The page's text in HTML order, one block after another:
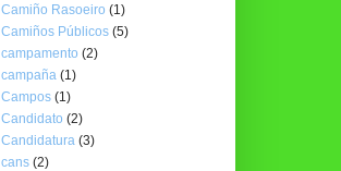
Camiño Rasoeiro (1)
Camiños Públicos (5)
campamento (2)
campaña (1)
Campos (1)
Candidato (2)
Candidatura (3)
cans (2)